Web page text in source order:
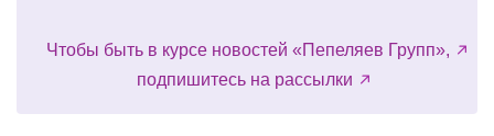
Чтобы быть в курсе новостей «Пепеляев Групп»,
подпишитесь на рассылки